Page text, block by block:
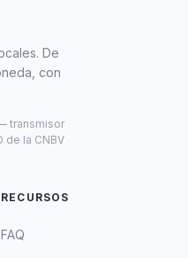
De
con
transmisor
de la CNBV
RECURSOS
FAQ